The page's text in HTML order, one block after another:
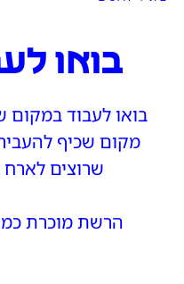
בואו
בואו לעבוד
מקום שכיף
שרוצים
הרשת מוכרת